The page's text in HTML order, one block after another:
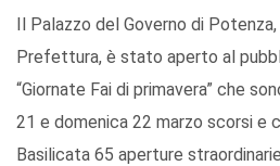
Il Palazzo del Governo di
Prefettura, è stato aperto al
“Giornate Fai di primavera” che
21 e domenica 22 marzo scorsi e
Basilicata 65 aperture